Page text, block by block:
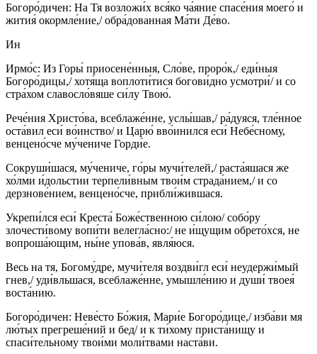
Богоро́дичен: На Тя возложи́х вся́ко ча́яние спасе́ния моего́ и
жития́ окормле́ние,/ обра́дованная Ма́ти Де́во.
Ин
Ирмо́с: Из Горы́ приосене́нныя, Сло́ве, проро́к,/ еди́ныя
Богоро́дицы,/ хотя́ща воплоти́тися богови́дно усмотри́/ и со
стра́хом славосло́вяше си́лу Твою́.
Рече́ния Христо́ва, всеблаже́нне, услы́шав,/ ра́дуяся, тле́нное
оста́вил еси́ во́инство/ и Царю́ вво́инился еси́ Небе́сному,
венцено́сче му́чениче Горди́е.
Сокруши́шася, му́чениче, го́ры мучи́телей,/ раста́яшася же
хо́лми и́дольстии терпели́вным твои́м страда́нием,/ и со
дерзнове́нием, венцено́сче, прибли́жившася.
Укрепи́лся еси́ Креста́ Боже́ственною си́лою/ собо́ру
злочести́вому вопи́ти велегла́сно:/ не и́щущим обрето́хся, не
вопроша́ющим, ны́не упова́в, явля́юся.
Весь на тя, Богому́дре, мучи́теля воздви́гл еси́ неудержи́мый
гнев,/ уди́вльшася, всеблаже́нне, умышле́нию и души́ твоея́
воста́нию.
Богоро́дичен: Неве́сто Бо́жия, Мари́е Богоро́дице,/ изба́ви мя
лю́тых прегреше́ний и бед/ и к ти́хому приста́нищу и
спаси́тельному твои́ми моли́твами наста́ви.